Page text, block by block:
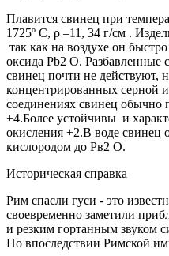
Плавится свинец при
1725º С, ρ –11, 34 г/см .
так как на воздухе он
оксида Pb2 О. Разбавленные
свинец почти не действуют,
концентрированных серной
соединениях свинец обычно
+4.Более устойчивы и
окисления +2.В воде свинец
кислородом до Рв2 О.
Историческая справка
Рим спасли гуси - это
своевременно заметили
и резким гортанным звуком
Но впоследствии Римской